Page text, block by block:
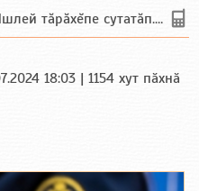
тăрăхĕпе сутатăп. Ха...
18:03 | 1154 хут пӑхнӑ